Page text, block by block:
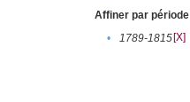
Affiner par période
•
1789-1815[X]